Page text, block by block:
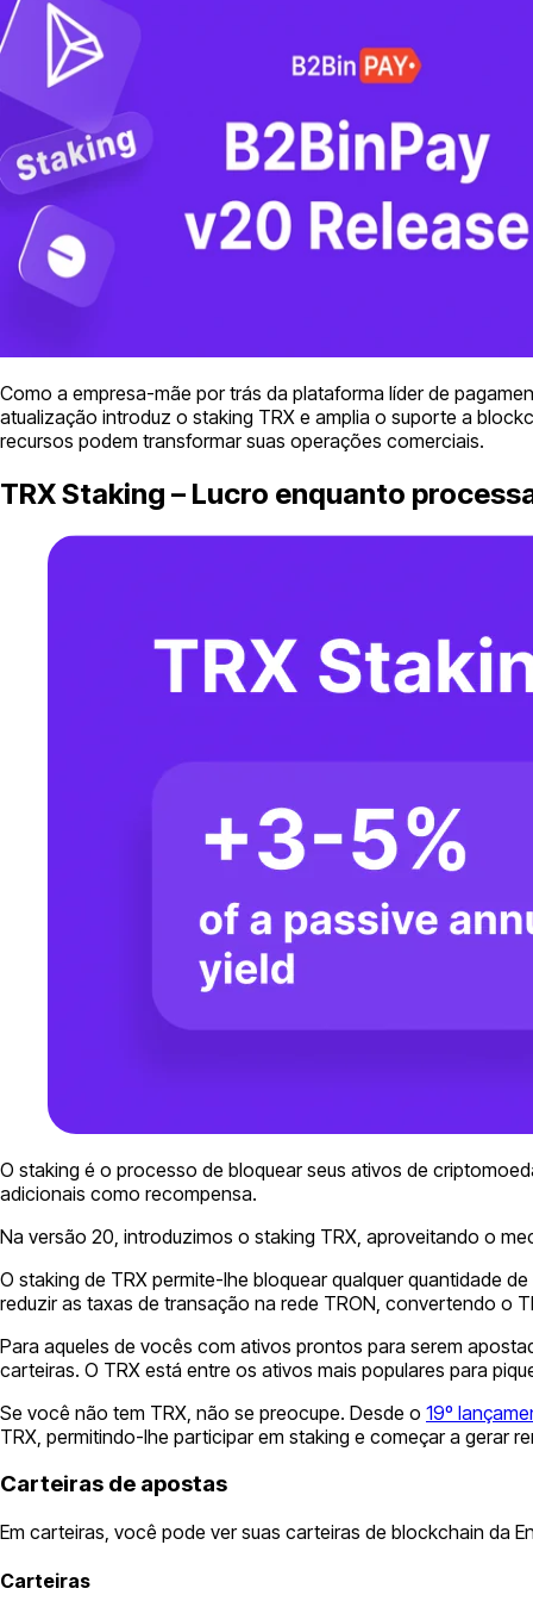
Como a empresa-mãe por trás da plataforma líder de
atualização introduz o staking TRX e amplia o suporte a
recursos podem transformar suas operações comerciais.
TRX Staking – Lucro enquanto
O staking é o processo de bloquear seus ativos de
adicionais como recompensa.
Na versão 20, introduzimos o staking TRX, aproveitando o
O staking de TRX permite-lhe bloquear qualquer quantidade
reduzir as taxas de transação na rede TRON, convertendo o
Para aqueles de vocês com ativos prontos para serem
carteiras. O TRX está entre os ativos mais populares para
Se você não tem TRX, não se preocupe. Desde o 19º
TRX, permitindo-lhe participar em staking e começar a gerar
Carteiras de apostas
Em carteiras, você pode ver suas carteiras de blockchain da
Carteiras